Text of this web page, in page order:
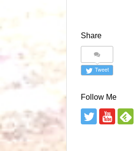
Share
Tweet
Follow Me